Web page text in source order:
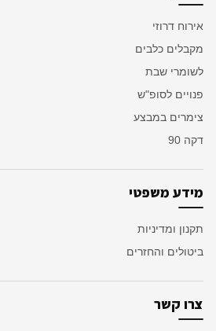
אירוח דרוזי
מקבלים כלבים
לשומרי שבת
פנויים לסופ"ש
צימרים במבצע
דקה 90
מידע משפטי
תקנון ומדיניות
ביטולים והחזרים
צרו קשר